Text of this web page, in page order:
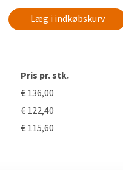
Læg i indkøbskurv
Pris pr. stk.
€ 136,00
€ 122,40
€ 115,60